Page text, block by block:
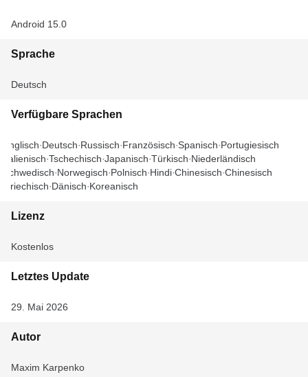
Android 15.0
Sprache
Deutsch
Verfügbare Sprachen
Englisch Deutsch Russisch Französisch Spanisch Portugiesisch
Italienisch Tschechisch Japanisch Türkisch Niederländisch
Schwedisch Norwegisch Polnisch Hindi Chinesisch Chinesisch
Griechisch Dänisch Koreanisch
Lizenz
Kostenlos
Letztes Update
29. Mai 2026
Autor
Maxim Karpenko